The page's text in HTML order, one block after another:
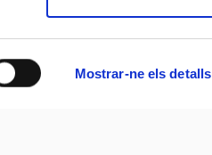
Mostrar-ne els detalls